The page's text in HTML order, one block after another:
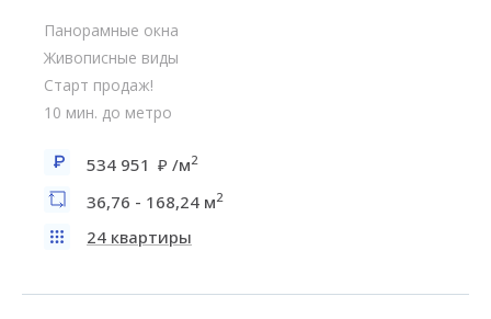
Панорамные окна
Живописные виды
Старт продаж!
10 мин. до метро
534 951 /м2
36,76 - 168,24 м2
24 квартиры